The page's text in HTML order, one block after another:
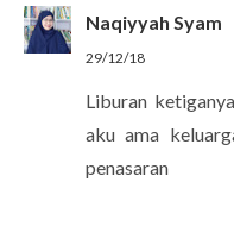
Naqiyyah Syam
29/12/18
Liburan
aku ama
penasaran